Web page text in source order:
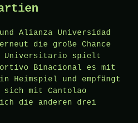
Alianza Universidad
die große Chance
Universitario spielt
Binacional es mit
Heimspiel und empfängt
sich mit Cantolao
die anderen drei